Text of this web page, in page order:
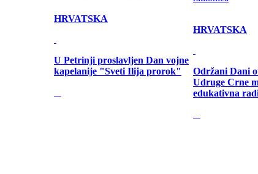
HRVATSKA
U Petrinji proslavljen Dan vojne
kapelanije "Sveti Ilija prorok"
HRVATSKA
Održani Dani
Udruge Crne
edukativna